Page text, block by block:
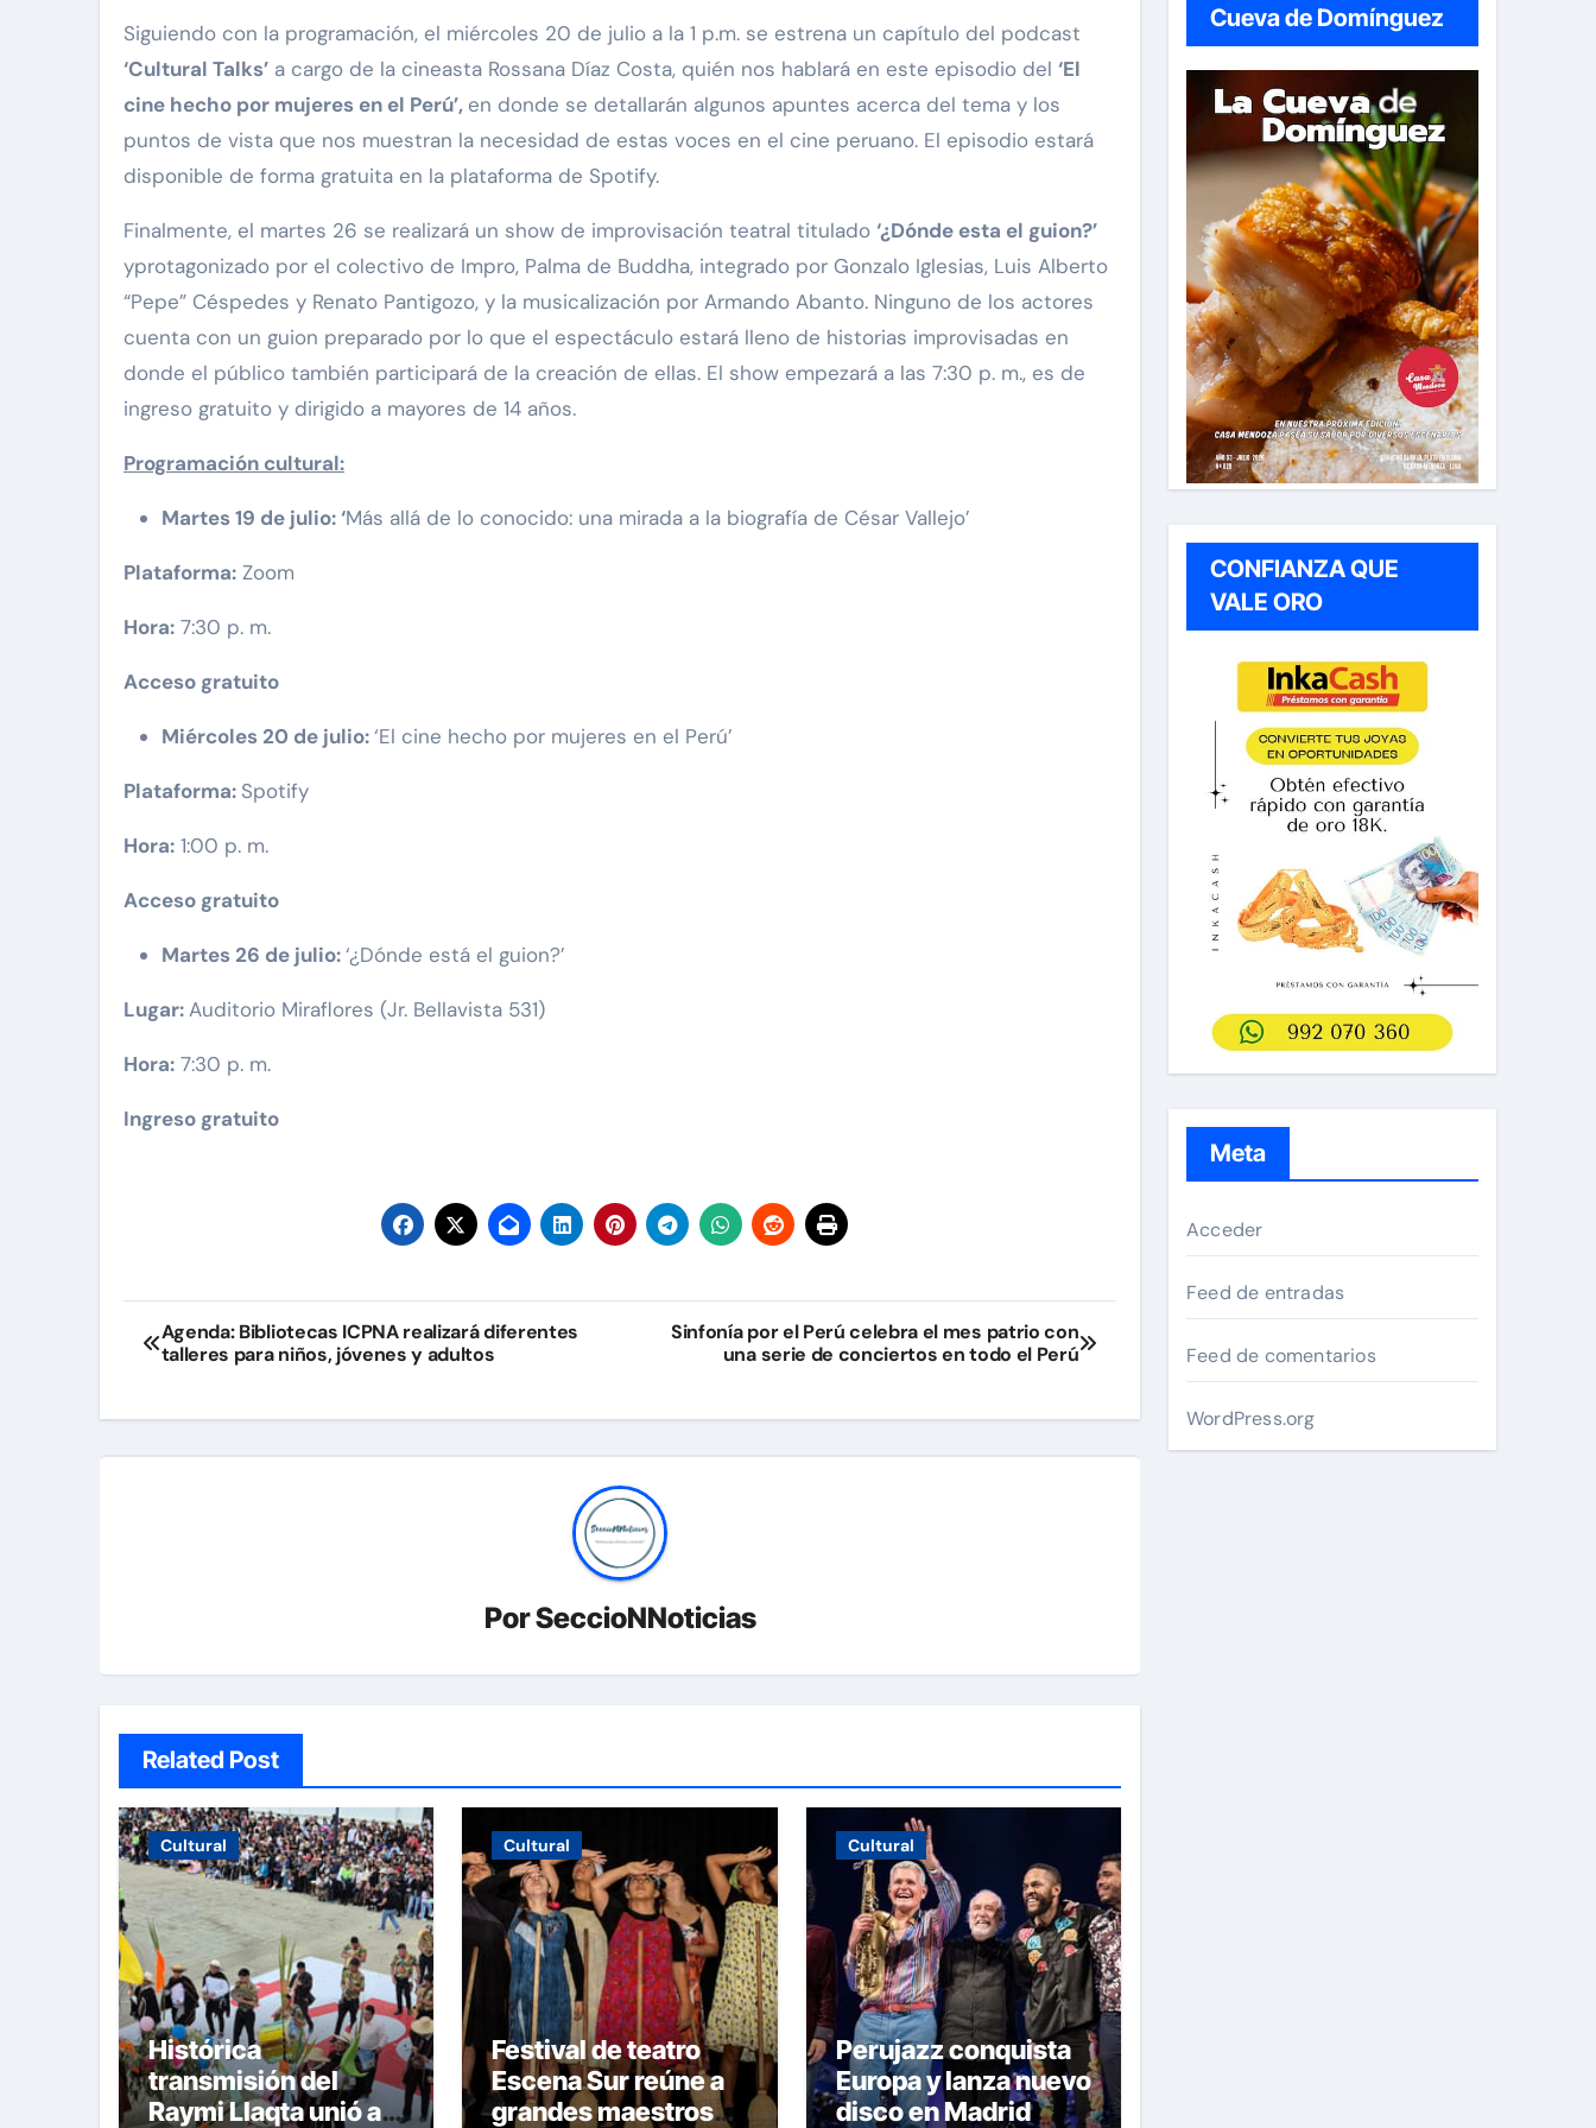
Siguiendo con la programación, el miércoles 20 de julio a la 1 p.m. se estrena un capítulo del podcast
‘Cultural Talks’ a cargo de la cineasta Rossana Díaz Costa, quién nos hablará en este episodio del ‘El
cine hecho por mujeres en el Perú’, en donde se detallarán algunos apuntes acerca del tema y los
puntos de vista que nos muestran la necesidad de estas voces en el cine peruano. El episodio estará
disponible de forma gratuita en la plataforma de Spotify.
Finalmente, el martes 26 se realizará un show de improvisación teatral titulado ‘¿Dónde esta el guion?’
yprotagonizado por el colectivo de Impro, Palma de Buddha, integrado por Gonzalo Iglesias, Luis Alberto
“Pepe” Céspedes y Renato Pantigozo, y la musicalización por Armando Abanto. Ninguno de los actores
cuenta con un guion preparado por lo que el espectáculo estará lleno de historias improvisadas en
donde el público también participará de la creación de ellas. El show empezará a las 7:30 p. m., es de
ingreso gratuito y dirigido a mayores de 14 años.
Programación cultural:
Martes 19 de julio:‘Más allá de lo conocido: una mirada a la biografía de César Vallejo’
Plataforma: Zoom
Hora: 7:30 p. m.
Acceso gratuito
Miércoles 20 de julio:‘El cine hecho por mujeres en el Perú’
Plataforma: Spotify
Hora: 1:00 p. m.
Acceso gratuito
Martes 26 de julio:‘¿Dónde está el guion?’
Lugar:Auditorio Miraflores (Jr. Bellavista 531)
Hora: 7:30 p. m.
Ingreso gratuito
Navegación
de
entradas
Agenda: Bibliotecas ICPNA realizará diferentes
talleres para niños, jóvenes y adultos
Sinfonía por el Perú celebra el mes patrio con
una serie de conciertos en todo el Perú
PorSeccioNNoticias
Related Post
Cultural
Histórica
transmisión del
Raymi Llaqta unió a
Cultural
Festival de teatro
Escena Sur reúne a
grandes maestros
Cultural
Perujazz conquista
Europa y lanza nuevo
disco en Madrid
Cueva de Domínguez
CONFIANZA QUE
VALE ORO
Meta
Acceder
Feed de entradas
Feed de comentarios
WordPress.org